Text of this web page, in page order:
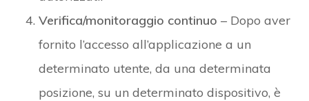
ridurre al minimo il rischio. I programmi di
gestione dei dispositivi medici e XDR
consentono il monitoraggio da un punto di
vista della rete, condizione fondamentale